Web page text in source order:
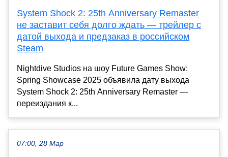
System Shock 2: 25th Anniversary Remaster
не заставит себя долго ждать — трейлер с
датой выхода и предзаказ в российском
Steam
Nightdive Studios на шоу Future Games Show:
Spring Showcase 2025 объявила дату выхода
System Shock 2: 25th Anniversary Remaster —
переиздания к...
07:00, 28 Мар